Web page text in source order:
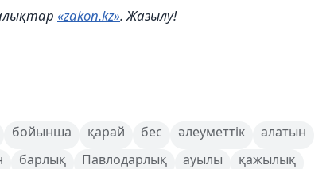
«zakon.kz». Жазылу!
бойынша қарай бес әлеуметтік
алатын
барлық Павлодарлық ауылы
қажылық